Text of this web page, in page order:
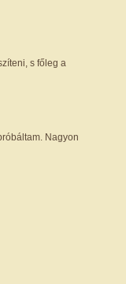
s főleg a
Nagyon